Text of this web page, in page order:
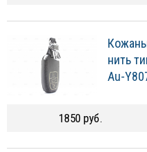
нить
Au-
1850 руб.